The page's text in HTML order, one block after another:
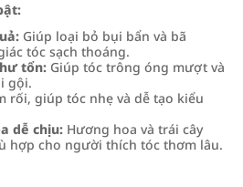
Giúp loại bỏ bụi bẩn và bã
tóc sạch thoáng.
tổn: Giúp tóc trông óng mượt và
gội.
rối, giúp tóc nhẹ và dễ tạo kiểu
dễ chịu: Hương hoa và trái cây
hợp cho người thích tóc thơm lâu.